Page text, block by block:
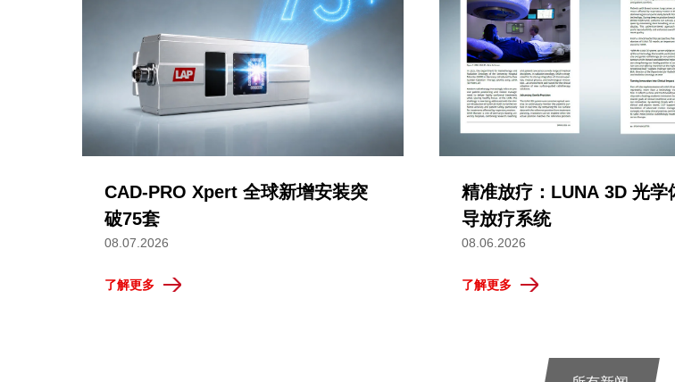
CAD-PRO Xpert 全球新增安装突
破75套
08.07.2026
了解更多
精准放疗：LUNA 3D 光学
导放疗系统
08.06.2026
了解更多